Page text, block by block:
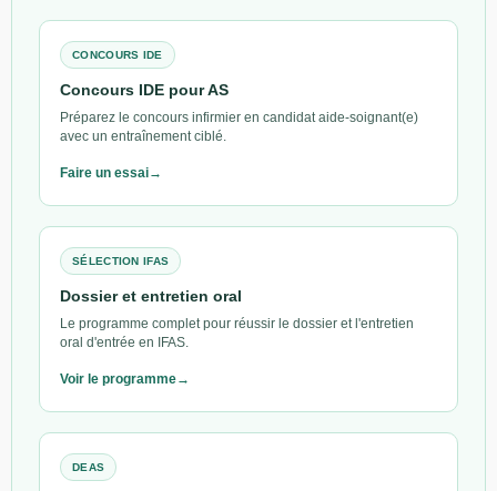
CONCOURS IDE
Concours IDE pour AS
Préparez le concours infirmier en candidat aide-soignant(e)
avec un entraînement ciblé.
Faire un essai
SÉLECTION IFAS
Dossier et entretien oral
Le programme complet pour réussir le dossier et l'entretien
oral d'entrée en IFAS.
Voir le programme
DEAS